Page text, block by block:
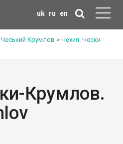
uk ru en
Чеський Крумлов > Чехия. Чески-
Крумлов.